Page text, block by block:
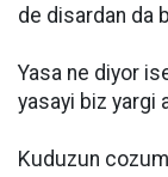
de disardan da
Yasa ne diyor
yasayi biz yargi
Kuduzun